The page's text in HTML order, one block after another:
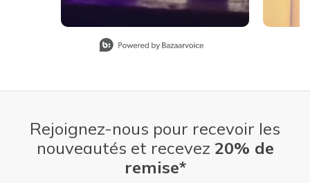
Rejoignez-nous pour recevoir les
nouveautés et recevez 20% de
remise*